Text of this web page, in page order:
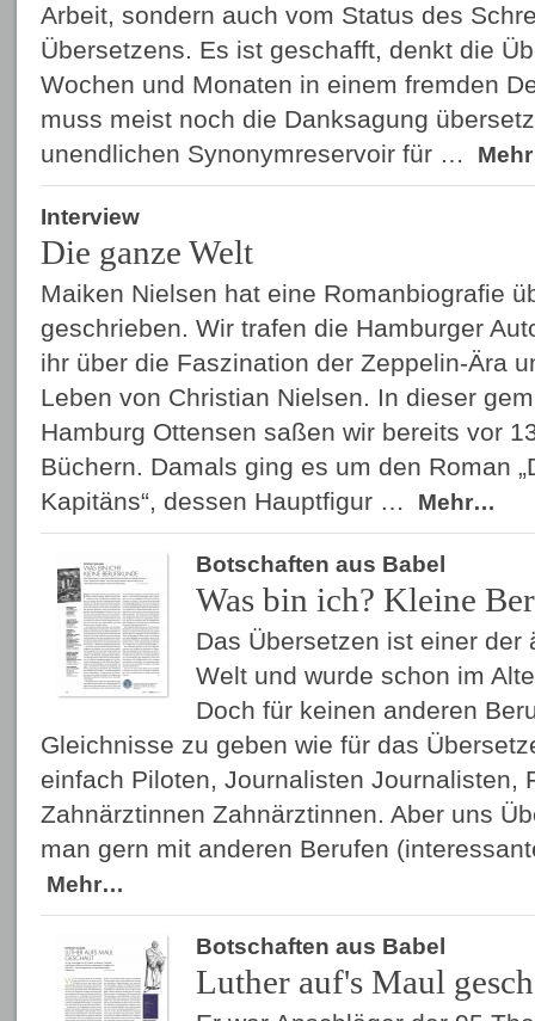
Arbeit, sondern auch vom Status des
Übersetzens. Es ist geschafft, denkt die
Wochen und Monaten in einem fremden
muss meist noch die Danksagung
unendlichen Synonymreservoir für …
Interview
Die ganze Welt
Maiken Nielsen hat eine Romanbiografie
geschrieben. Wir trafen die Hamburger
ihr über die Faszination der Zeppelin-Ära
Leben von Christian Nielsen. In dieser
Hamburg Ottensen saßen wir bereits vor
Büchern. Damals ging es um den Roman
Kapitäns“, dessen Hauptfigur …
Mehr…
Botschaften aus Babel
Was bin ich? Kleine
Das Übersetzen ist einer der
Welt und wurde schon im
Doch für keinen anderen
Gleichnisse zu geben wie für das
einfach Piloten, Journalisten Journalisten,
Zahnärztinnen Zahnärztinnen. Aber uns
man gern mit anderen Berufen
Mehr…
Botschaften aus Babel
Luther auf's Maul